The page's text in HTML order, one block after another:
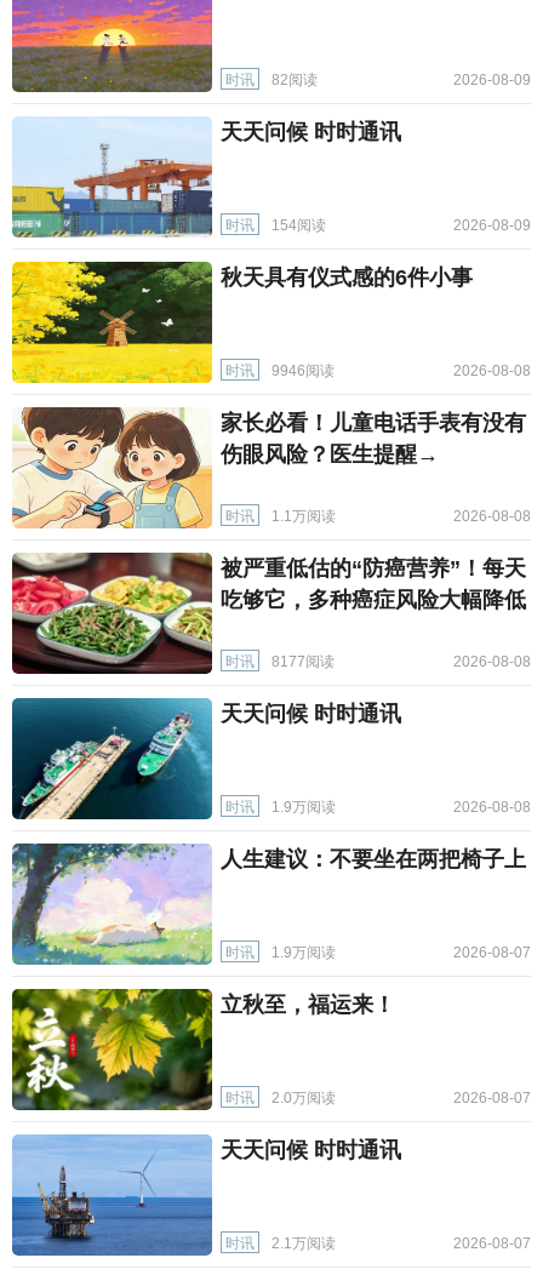
时讯 82阅读 2026-08-09
天天问候 时时通讯
时讯 154阅读 2026-08-09
秋天具有仪式感的6件小事
时讯 9946阅读 2026-08-08
家长必看！儿童电话手表有没有
伤眼风险？医生提醒→
时讯 1.1万阅读 2026-08-08
被严重低估的“防癌营养”！每天
吃够它，多种癌症风险大幅降低
时讯 8177阅读 2026-08-08
天天问候 时时通讯
时讯 1.9万阅读 2026-08-08
人生建议：不要坐在两把椅子上
时讯 1.9万阅读 2026-08-07
立秋至，福运来！
时讯 2.0万阅读 2026-08-07
天天问候 时时通讯
时讯 2.1万阅读 2026-08-07